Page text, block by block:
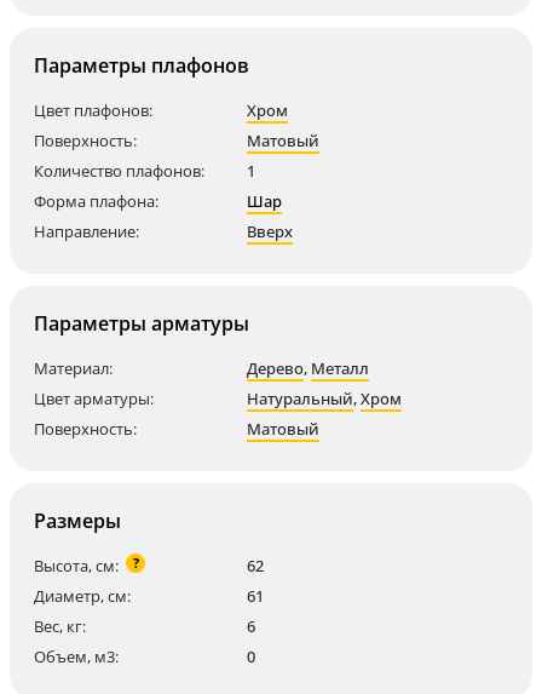
Параметры плафонов
Цвет плафонов:
Хром
Поверхность:
Матовый
Количество плафонов:
1
Форма плафона:
Шар
Направление:
Вверх
Параметры арматуры
Материал: Дерево, Металл
Цвет арматуры:
Натуральный,Хром
Поверхность:
Матовый
Размеры
Высота, см: ?
62
Диаметр, см:
61
Вес, кг:
6
Объем, м3:
0